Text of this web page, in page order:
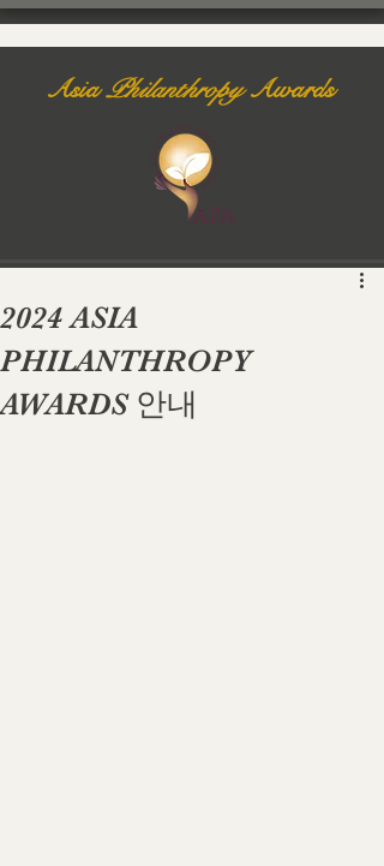
AsiaPhilanthropyAwards
2024 ASIA
PHILANTHROPY
AWARDS 안내